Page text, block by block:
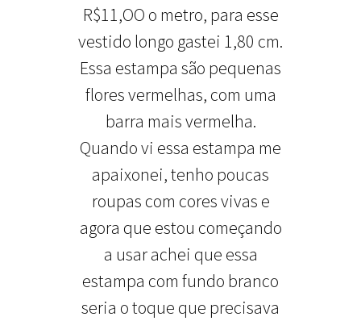
R$11,OO o metro, para esse
vestido longo gastei 1,80 cm.
Essa estampa são pequenas
flores vermelhas, com uma
barra mais vermelha.
Quando vi essa estampa me
apaixonei, tenho poucas
roupas com cores vivas e
agora que estou começando
a usar achei que essa
estampa com fundo branco
seria o toque que precisava